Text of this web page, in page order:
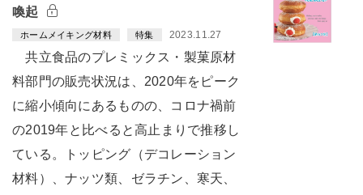
喚起
ホームメイキング材料 特集 2023.11.27
共立食品のプレミックス・製菓原材
料部門の販売状況は、2020年をピーク
に縮小傾向にあるものの、コロナ禍前
の2019年と比べると高止まりで推移し
ている。トッピング（デコレーション
材料）、ナッツ類、ゼラチン、寒天、